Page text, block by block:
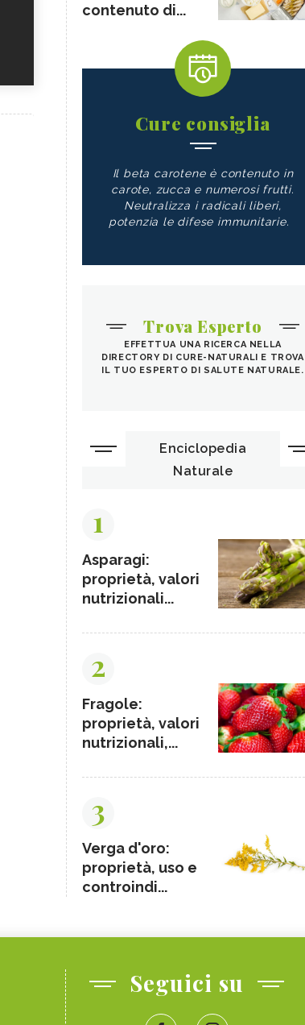
contenuto di...
Cure consiglia
Il beta carotene è contenuto in
carote, zucca e numerosi frutti.
Neutralizza i radicali liberi,
potenzia le difese immunitarie.
Trova Esperto
EFFETTUA UNA RICERCA NELLA
DIRECTORY DI CURE-NATURALI E TROVA
IL TUO ESPERTO DI SALUTE NATURALE.
Enciclopedia
Naturale
1
Asparagi:
proprietà, valori
nutrizionali...
2
Fragole:
proprietà, valori
nutrizionali,...
3
Verga d'oro:
proprietà, uso e
controindi...
Seguici su